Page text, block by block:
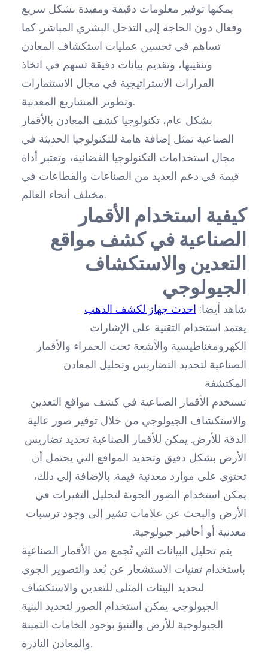
يمكنها توفير معلومات دقيقة ومفيدة بشكل سريع
وفعال دون الحاجة إلى التدخل البشري المباشر. كما
تساهم في تحسين عمليات استكشاف المعادن
وتنقيبها، وتقديم بيانات دقيقة تسهم في اتخاذ
القرارات الاستراتيجية في مجال الاستثمارات
وتطوير المشاريع المعدنية.
بشكل عام، تكنولوجيا كشف المعادن بالأقمار
الصناعية تمثل إضافة هامة للتكنولوجيا الحديثة في
مجال استخدامات التكنولوجيا الفضائية، وتعتبر أداة
قيمة في دعم العديد من الصناعات والقطاعات في
مختلف أنحاء العالم.
كيفية استخدام الأقمار
الصناعية في كشف مواقع
التعدين والاستكشاف
الجيولوجي
شاهد أيضا: احدث جهاز لكشف الذهب
يعتمد استخدام التقنية على الإشارات
الكهرومغناطيسية والأشعة تحت الحمراء والأقمار
الصناعية لتحديد التضاريس وتحليل المعادن
المكتشفة
تستخدم الأقمار الصناعية في كشف مواقع التعدين
والاستكشاف الجيولوجي من خلال توفير صور عالية
الدقة للأرض. يمكن للأقمار الصناعية تحديد تضاريس
الأرض بشكل دقيق وتحديد المواقع التي يحتمل أن
تحتوي على موارد معدنية قيمة. بالإضافة إلى ذلك،
يمكن استخدام الصور الجوية لتحليل التغيرات في
الأرض والبحث عن علامات تشير إلى وجود ترسبات
معدنية أو أحافير جيولوجية.
يتم تحليل البيانات التي تُجمع من الأقمار الصناعية
باستخدام تقنيات الاستشعار عن بُعد والتصوير الجوي
لتحديد البيئات المثلى للتعدين والاستكشاف
الجيولوجي. يمكن استخدام الصور لتحديد البنية
الجيولوجية للأرض والتنبؤ بوجود الخامات الثمينة
والمعادن النادرة.